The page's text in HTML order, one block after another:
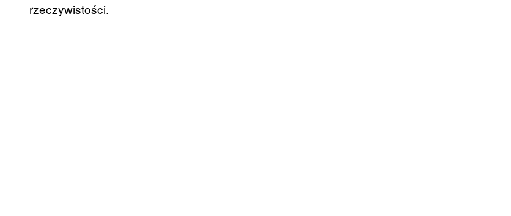
rzeczywistości.